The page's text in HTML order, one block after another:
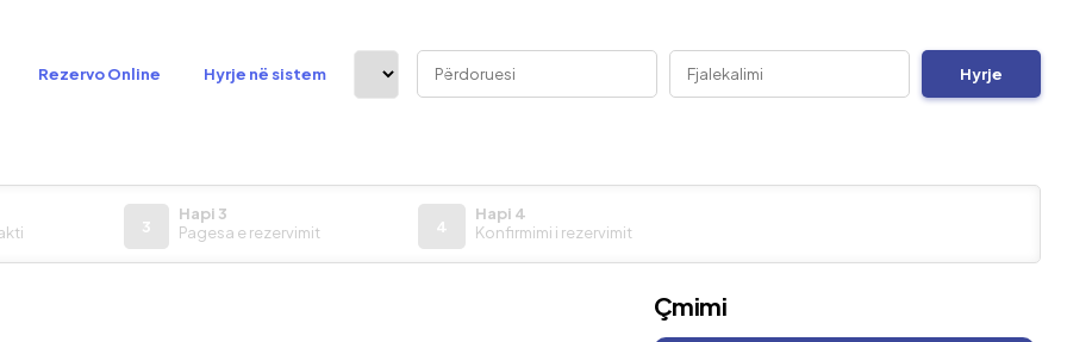
Rezervo Online Hyrje në sistem
3
Hapi 3
Pagesa e rezervimit
4
Hapi 4
Konfirmimi i rezervimit
Çmimi